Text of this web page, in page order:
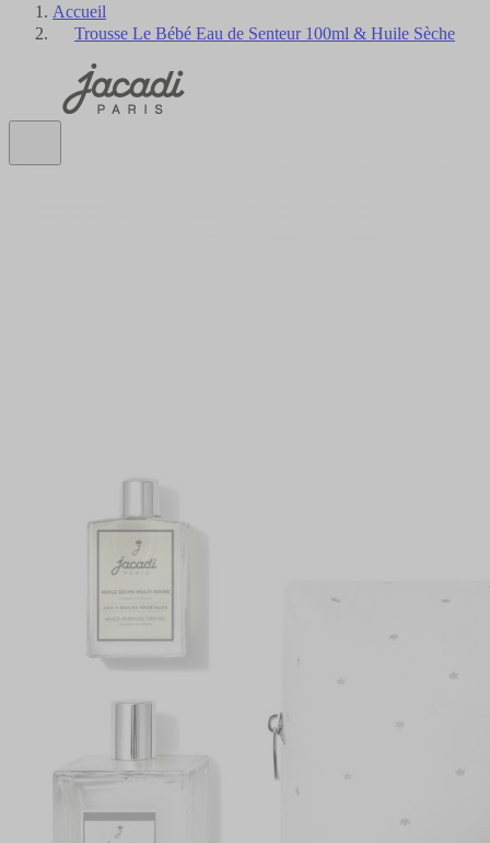
Accueil
Trousse Le Bébé Eau de Senteur 100ml & Huile Sèche